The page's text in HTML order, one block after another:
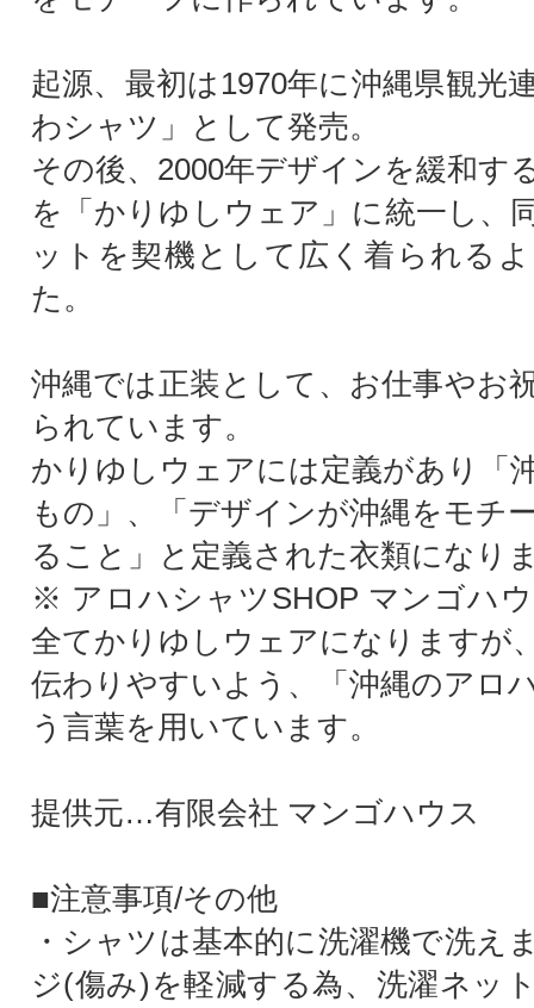
起源、最初は1970年に沖縄県観光
わシャツ」として発売。
その後、2000年デザインを緩和す
を「かりゆしウェア」に統一し、
ットを契機として広く着られる
た。
沖縄では正装として、お仕事やお
られています。
かりゆしウェアには定義があり「
もの」、「デザインが沖縄をモチ
ること」と定義された衣類になり
※ アロハシャツSHOP マンゴハ
全てかりゆしウェアになりますが
伝わりやすいよう、「沖縄のアロ
う言葉を用いています。
提供元…有限会社 マンゴハウス
■注意事項/その他
・シャツは基本的に洗濯機で洗え
ジ(傷み)を軽減する為、洗濯ネッ